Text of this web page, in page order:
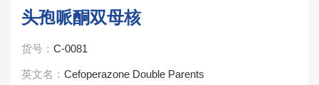
头孢哌酮双母核
货号： C-0081
英文名： Cefoperazone Double Parents